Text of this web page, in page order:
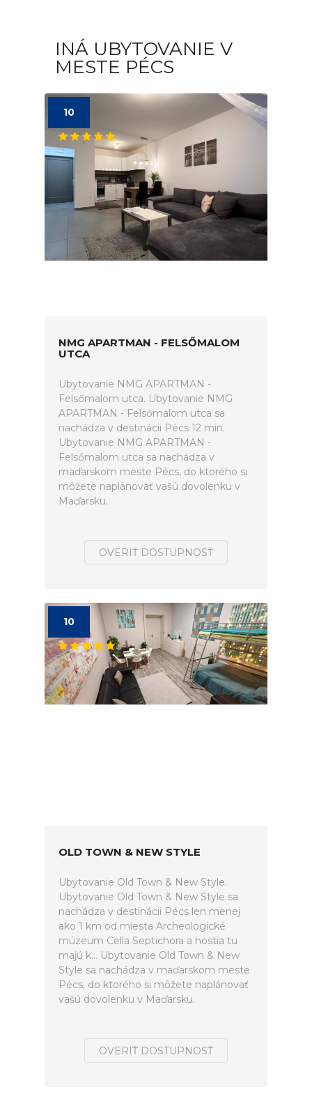
INÁ UBYTOVANIE V
MESTE PÉCS
10
NMG APARTMAN - FELSŐMALOM
UTCA
Ubytovanie NMG APARTMAN -
Felsőmalom utca. Ubytovanie NMG
APARTMAN - Felsőmalom utca sa
nachádza v destinácii Pécs 12 min.
Ubytovanie NMG APARTMAN -
Felsőmalom utca sa nachádza v
maďarskom meste Pécs, do ktorého si
môžete naplánovať vašú dovolenku v
Maďarsku.
OVERIŤ DOSTUPNOSŤ
10
OLD TOWN & NEW STYLE
Ubytovanie Old Town & New Style.
Ubytovanie Old Town & New Style sa
nachádza v destinácii Pécs len menej
ako 1 km od miesta Archeologické
múzeum Cella Septichora a hostia tu
majú k... Ubytovanie Old Town & New
Style sa nachádza v maďarskom meste
Pécs, do ktorého si môžete naplánovať
vašú dovolenku v Maďarsku.
OVERIŤ DOSTUPNOSŤ